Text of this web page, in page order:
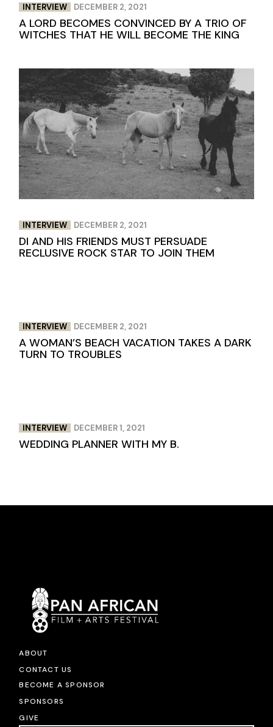
INTERVIEW DECEMBER 2, 2021
A LORD BECOMES CONVINCED BY A TRIO OF
WITCHES THAT HE WILL BECOME THE KING
INTERVIEW DECEMBER 2, 2021
DI AND HIS FRIENDS MUST PERSUADE
RECLUSIVE ROCK STAR TO JOIN THEM
INTERVIEW DECEMBER 2, 2021
A WOMAN’S BEACH VACATION TAKES A DARK
TURN TO TROUBLES
INTERVIEW DECEMBER 1, 2021
WEDDING PLANNER WITH MY B.
ABOUT
CONTACT US
BECOME A SPONSOR
SPONSORS
GIVE